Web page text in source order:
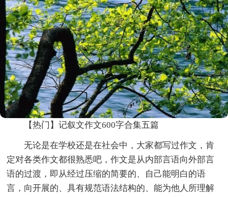
【热门】记叙文作文600字合集五篇
无论是在学校还是在社会中，大家都写过作文，肯
定对各类作文都很熟悉吧，作文是从内部言语向外部言
语的过渡，即从经过压缩的简要的、自己能明白的语
言，向开展的、具有规范语法结构的、能为他人所理解